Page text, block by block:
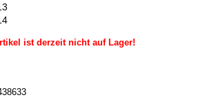
ist derzeit nicht auf Lager!